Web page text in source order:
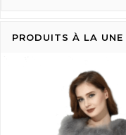
PRODUITS À LA UNE